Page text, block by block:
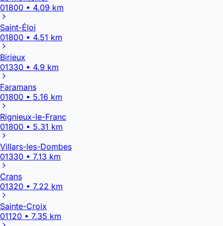
01800 • 4.09 km
Saint-Éloi
01800 • 4.51 km
Birieux
01330 • 4.9 km
Faramans
01800 • 5.16 km
Rignieux-le-Franc
01800 • 5.31 km
Villars-les-Dombes
01330 • 7.13 km
Crans
01320 • 7.22 km
Sainte-Croix
01120 • 7.35 km